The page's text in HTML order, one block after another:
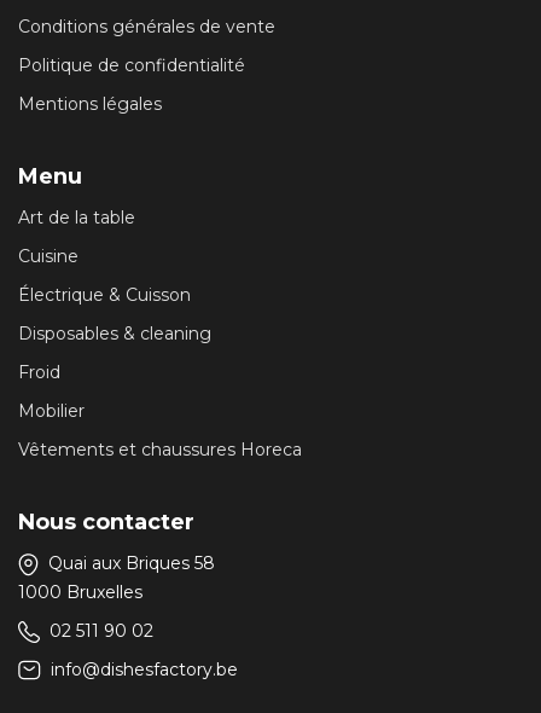
Conditions générales de vente
Politique de confidentialité
Mentions légales
Menu
Art de la table
Cuisine
Électrique & Cuisson
Disposables & cleaning
Froid
Mobilier
Vêtements et chaussures Horeca
Nous contacter
Quai aux Briques 58
1000 Bruxelles
02 511 90 02
info@dishesfactory.be